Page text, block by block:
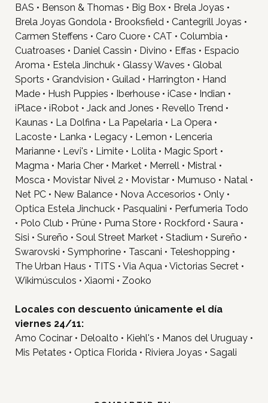
Inicio
Tiendas
Novedades
Gift Cards y Colectivos
Pet Friendly
BAS • Benson & Thomas • Big Box • Brela Joyas •
Brela Joyas Gondola • Brooksfield • Cantegrill Joyas •
Carmen Steffens • Caro Cuore • CAT • Columbia •
Cuatroases • Daniel Cassin • Divino • Effas • Espacio
Aroma • Estela Jinchuk • Glassy Waves • Global
Sports • Grandvision • Guilad • Harrington • Hand
Made • Hush Puppies • Iberhouse • iCase • Indian •
iPlace • iRobot • Jack and Jones • Revello Trend •
Kaunas • La Dolfina • La Papelaria • La Opera •
Lacoste • Lanka • Legacy • Lemon • Lenceria
Marianne • Levi's • Limite • Lolita • Magic Sport •
Magma • Maria Cher • Market • Merrell • Mistral •
Mosca • Movistar Nivel 2 • Movistar • Mumuso • Natal •
Net PC • New Balance • Nova Accesorios • Only •
Optica Estela Jinchuck • Pasqualini • Perfumeria Todo
• Polo Club • Prüne • Puma Store • Rockford • Saura •
Sisi • Sureño • Soul Street Market • Stadium • Sureño •
Swarovski • Symphorine • Tascani • Teleshopping •
The Urban Haus • TITS • Via Aqua • Victorias Secret •
Wikimúsculos • Xiaomi • Zooko
Locales con descuento únicamente el día
viernes 24/11:
Amo Cocinar • Deloalto • Kiehl's • Manos del Uruguay •
Mis Petates • Optica Florida • Riviera Joyas • Sagali